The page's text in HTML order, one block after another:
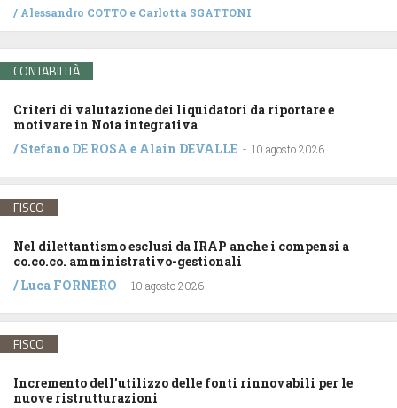
/ Alessandro COTTO e Carlotta SGATTONI
CONTABILITÀ
Criteri di valutazione dei liquidatori da riportare e
motivare in Nota integrativa
/Stefano DE ROSA e Alain DEVALLE - 10 agosto 2026
FISCO
Nel dilettantismo esclusi da IRAP anche i compensi a
co.co.co. amministrativo-gestionali
/Luca FORNERO - 10 agosto 2026
FISCO
Incremento dell’utilizzo delle fonti rinnovabili per le
nuove ristrutturazioni